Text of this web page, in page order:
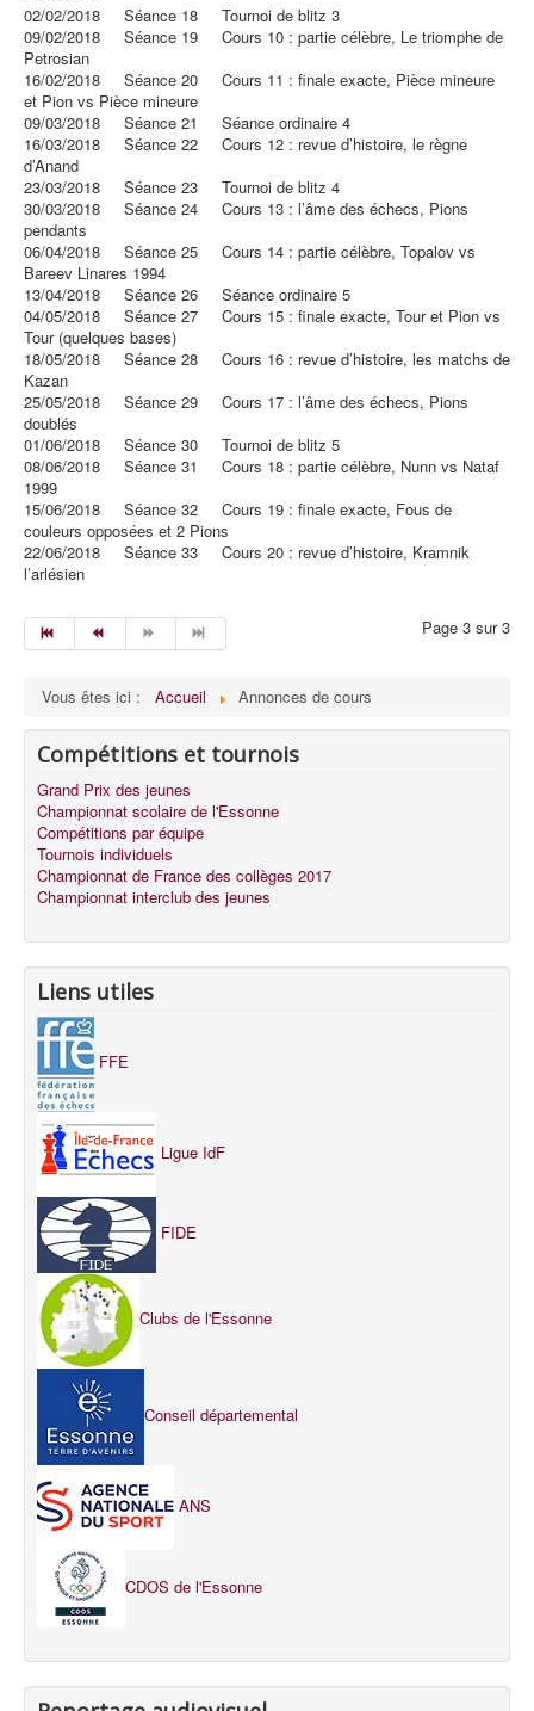
02/02/2018 Séance 18 Tournoi de blitz 3
09/02/2018 Séance 19 Cours 10 : partie célèbre, Le triomphe de
Petrosian
16/02/2018 Séance 20 Cours 11 : finale exacte, Pièce mineure
et Pion vs Pièce mineure
09/03/2018 Séance 21 Séance ordinaire 4
16/03/2018 Séance 22 Cours 12 : revue d’histoire, le règne
d’Anand
23/03/2018 Séance 23 Tournoi de blitz 4
30/03/2018 Séance 24 Cours 13 : l’âme des échecs, Pions
pendants
06/04/2018 Séance 25 Cours 14 : partie célèbre, Topalov vs
Bareev Linares 1994
13/04/2018 Séance 26 Séance ordinaire 5
04/05/2018 Séance 27 Cours 15 : finale exacte, Tour et Pion vs
Tour (quelques bases)
18/05/2018 Séance 28 Cours 16 : revue d’histoire, les matchs de
Kazan
25/05/2018 Séance 29 Cours 17 : l’âme des échecs, Pions
doublés
01/06/2018 Séance 30 Tournoi de blitz 5
08/06/2018 Séance 31 Cours 18 : partie célèbre, Nunn vs Nataf
1999
15/06/2018 Séance 32 Cours 19 : finale exacte, Fous de
couleurs opposées et 2 Pions
22/06/2018 Séance 33 Cours 20 : revue d’histoire, Kramnik
l’arlésien
Page 3 sur 3
Vous êtes ici : Accueil Annonces de cours
Compétitions et tournois
Grand Prix des jeunes
Championnat scolaire de l'Essonne
Compétitions par équipe
Tournois individuels
Championnat de France des collèges 2017
Championnat interclub des jeunes
Liens utiles
FFE
Ligue IdF
FIDE
Clubs de l'Essonne
Conseil départemental
ANS
CDOS de l'Essonne